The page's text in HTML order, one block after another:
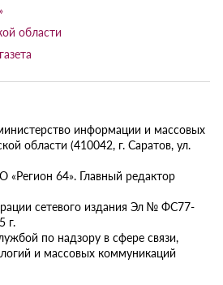
области
информации и массовых
области (410042, г. Саратов, ул.
64». Главный редактор
сетевого издания Эл № ФС77-
г.
по надзору в сфере связи,
и массовых коммуникаций